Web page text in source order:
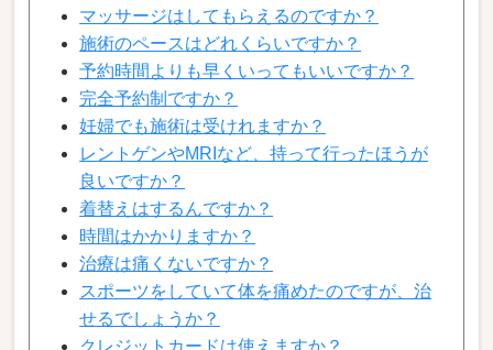
マッサージはしてもらえるのですか？
施術のペースはどれくらいですか？
予約時間よりも早くいってもいいですか？
完全予約制ですか？
妊婦でも施術は受けれますか？
レントゲンやMRIなど、持って行ったほうが
良いですか？
着替えはするんですか？
時間はかかりますか？
治療は痛くないですか？
スポーツをしていて体を痛めたのですが、治
せるでしょうか？